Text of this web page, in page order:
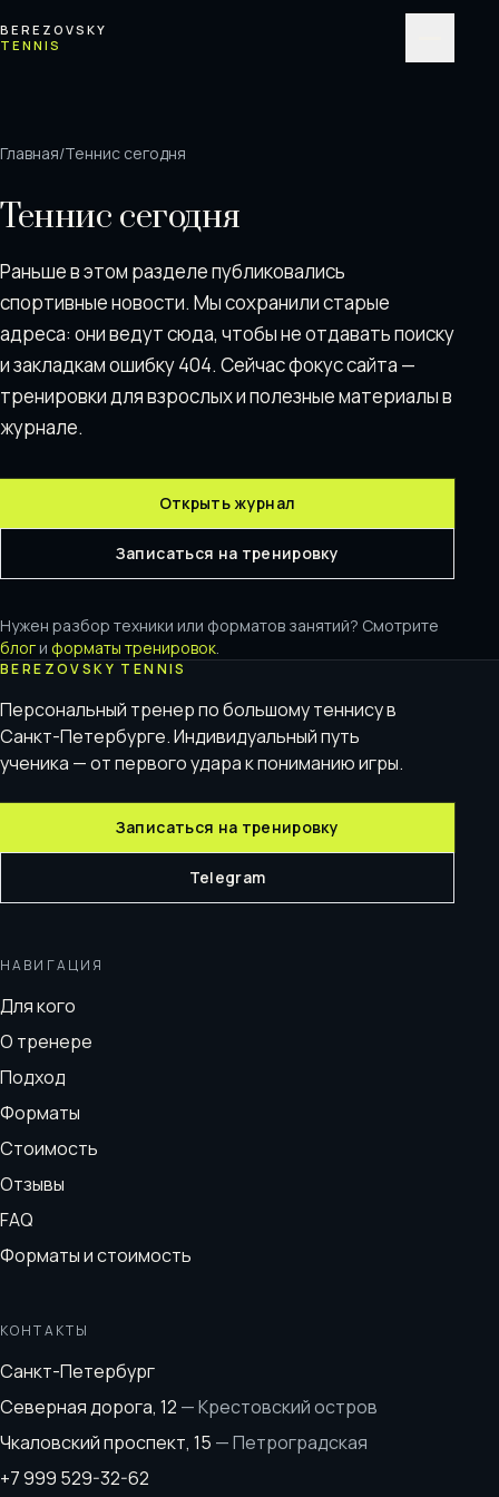
BEREZOVSKY
TENNIS
Главная/Теннис сегодня
Теннис сегодня
Раньше в этом разделе публиковались
спортивные новости. Мы сохранили старые
адреса: они ведут сюда, чтобы не отдавать поискy
и закладкам ошибку 404. Сейчас фокус сайта —
тренировки для взрослых и полезные материалы в
журнале.
Открыть журнал
Записаться на тренировку
Нужен разбор техники или форматов занятий? Смотрите
блог и форматы тренировок.
BEREZOVSKY TENNIS
Персональный тренер по большому теннису в
Санкт-Петербурге. Индивидуальный путь
ученика — от первого удара к пониманию игры.
Записаться на тренировку
Telegram
НАВИГАЦИЯ
Для кого
О тренере
Подход
Форматы
Стоимость
Отзывы
FAQ
Форматы и стоимость
КОНТАКТЫ
Санкт-Петербург
Северная дорога, 12 —Крестовский остров
Чкаловский проспект, 15 —Петроградская
+7 999 529-32-62